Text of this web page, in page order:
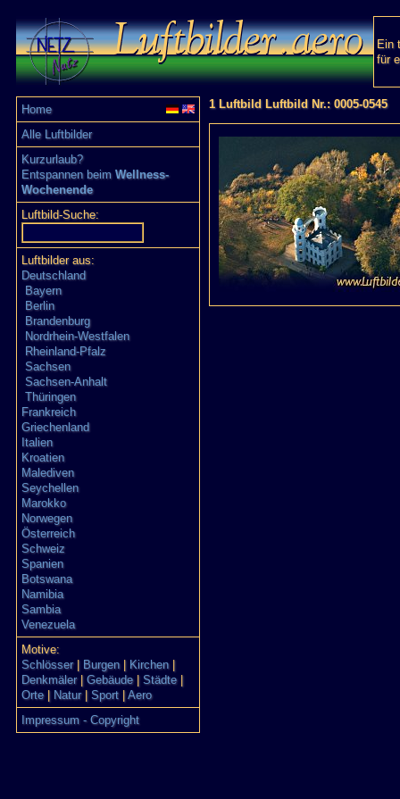
Ein
für
Home
Alle Luftbilder
Kurzurlaub?
Entspannen beim Wellness-
Wochenende
Luftbild-Suche:
Luftbilder aus:
Deutschland
Bayern
Berlin
Brandenburg
Nordrhein-Westfalen
Rheinland-Pfalz
Sachsen
Sachsen-Anhalt
Thüringen
Frankreich
Griechenland
Italien
Kroatien
Malediven
Seychellen
Marokko
Norwegen
Österreich
Schweiz
Spanien
Botswana
Namibia
Sambia
Venezuela
Motive:
Schlösser| Burgen| Kirchen|
Denkmäler| Gebäude| Städte|
Orte| Natur| Sport
Aero
Impressum - Copyright
1 Luftbild Luftbild Nr.: 0005-0545